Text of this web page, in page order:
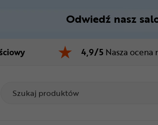
Odwiedź nasz
4,9/5 Nasza ocena